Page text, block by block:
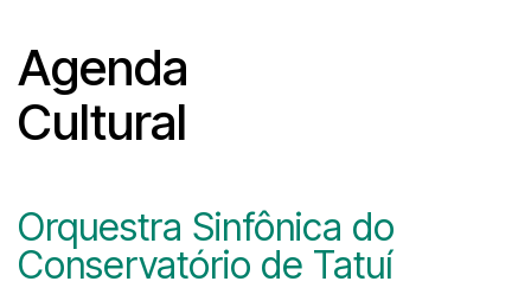
Agenda
Cultural
Orquestra Sinfônica do
Conservatório de Tatuí